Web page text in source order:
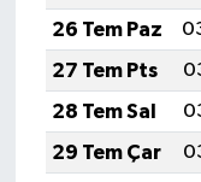
26 Tem Paz
27 Tem Pts
28 Tem Sal
29 Tem Çar